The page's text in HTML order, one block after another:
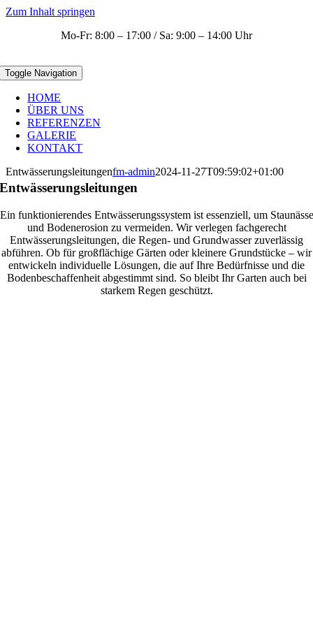
Zum Inhalt springen
Mo-Fr: 8:00 – 17:00 / Sa: 9:00 – 14:00 Uhr
Toggle Navigation
HOME
ÜBER UNS
REFERENZEN
GALERIE
KONTAKT
Entwässerungsleitungenfm-admin2024-11-27T09:59:02+01:00
Entwässerungsleitungen
Ein funktionierendes Entwässerungssystem ist essenziell, um Staunässe
und Bodenerosion zu vermeiden. Wir verlegen fachgerecht
Entwässerungsleitungen, die Regen- und Grundwasser zuverlässig
abführen. Ob für großflächige Gärten oder kleinere Grundstücke – wir
entwickeln individuelle Lösungen, die auf Ihre Bedürfnisse und die
Bodenbeschaffenheit abgestimmt sind. So bleibt Ihr Garten auch bei
starkem Regen geschützt.